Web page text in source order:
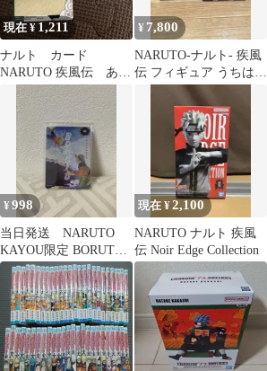
現在 ¥ 1,211
ナルト カード
NARUTO 疾風伝 ある
夏の日
¥ 7,800
NARUTO-ナルト- 疾風
伝 フィギュア うちはマ
ダラ GiGO限定
¥998
当日発送 NARUTO
KAYOU限定 BORUTO
ナルトカード
現在 ¥2,100
NARUTO ナルト 疾風
伝 Noir Edge Collection